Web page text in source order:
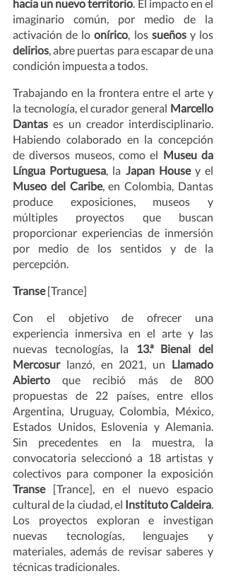
hacia un nuevo territorio. El impacto en el
imaginario común, por medio de la
activación de lo onírico, los sueños
delirios, abre puertas para escapar de una
condición impuesta a todos.
Trabajando en la frontera entre el arte y
la tecnología, el curador general Marcello
Dantas es un creador interdisciplinario.
Habiendo colaborado en la concepción
de diversos museos, como el Museu da
Língua Portuguesa, la Japan House
Museo del Caribe, en Colombia, Dantas
produce exposiciones, museos y
múltiples proyectos que buscan
proporcionar experiencias de inmersión
por medio de los sentidos y de la
percepción.
Transe [Trance]
Con el objetivo de ofrecer una
experiencia inmersiva en el arte y las
nuevas tecnologías, la 13.ª Bienal del
Mercosur lanzó, en 2021, un Llamado
Abierto que recibió más de 800
propuestas de 22 países, entre ellos
Argentina, Uruguay, Colombia, México,
Estados Unidos, Eslovenia y Alemania.
Sin precedentes en la muestra, la
convocatoria seleccionó a 18 artistas y
Transe [Trance], en el nuevo espacio
cultural de la ciudad, el Instituto Caldeira.
Los proyectos exploran e investigan
nuevas tecnologías, lenguajes y
materiales, además de revisar saberes y
técnicas tradicionales.